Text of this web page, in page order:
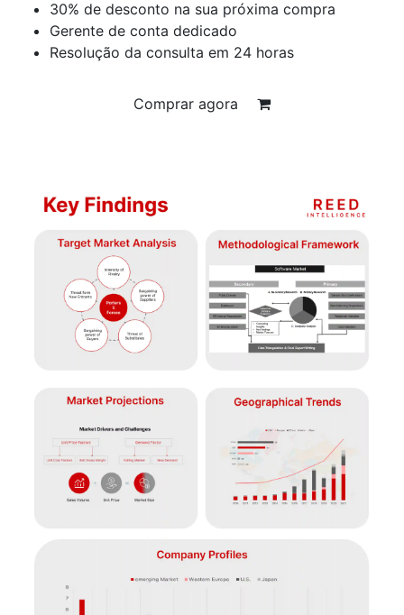
30% de desconto na sua próxima compra
Gerente de conta dedicado
Resolução da consulta em 24 horas
Comprar agora